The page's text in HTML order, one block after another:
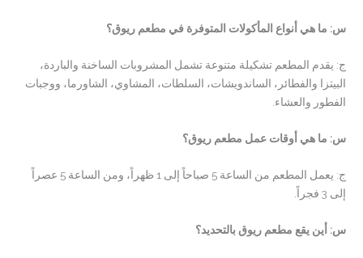
س: ما هي أنواع المأكولات المتوفرة في مطعم ريوق؟
ج: يقدم المطعم تشكيلة متنوعة تشمل المشروبات الساخنة والباردة،
البيتزا والفطائر، الساندويشات، السلطات، المشاوي، الشاورما، ووجبات
الفطور والعشاء.
س: ما هي أوقات عمل مطعم ريوق؟
ج: يعمل المطعم من الساعة 5 صباحاً إلى 1 ظهراً، ومن الساعة 5 عصراً
إلى 3 فجراً.
س: أين يقع مطعم ريوق بالتحديد؟